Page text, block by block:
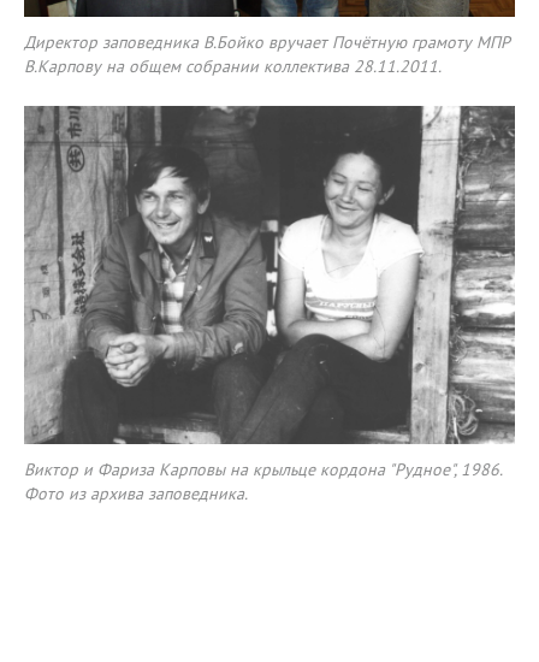
Директор заповедника В.Бойко вручает Почётную грамоту МПР
В.Карпову на общем собрании коллектива 28.11.2011.
Виктор и Фариза Карповы на крыльце кордона "Рудное", 1986.
Фото из архива заповедника.